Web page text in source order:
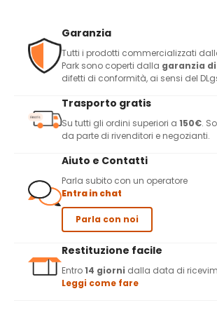
Garanzia
Tutti i prodotti commercializzati
Park sono coperti dalla garanzia
difetti di conformità, ai sensi del
Trasporto gratis
Su tutti gli ordini superiori a 150€.
da parte di rivenditori e negozianti.
Aiuto e Contatti
Parla subito con un operatore
Entra in chat
Parla con noi
Restituzione facile
Entro14 giorni dalla data di
Leggi come fare